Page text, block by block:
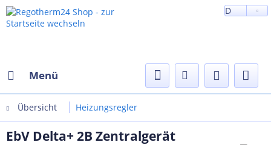
D
Menü
Übersicht Heizungsregler
EbV Delta+ 2B Zentralgerät